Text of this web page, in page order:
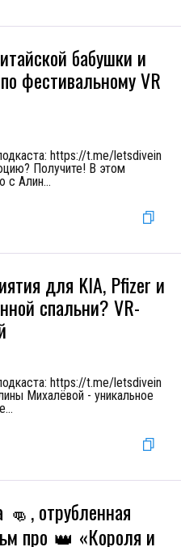
бабушки и
фестивальному VR
https://t.me/letsdivein
Получите! В этом
с Алин...
для KIA, Pfizer и
спальни? VR-
https://t.me/letsdivein
Михалёвой - уникальное
...
👊, отрубленная
про 👑 «Короля и